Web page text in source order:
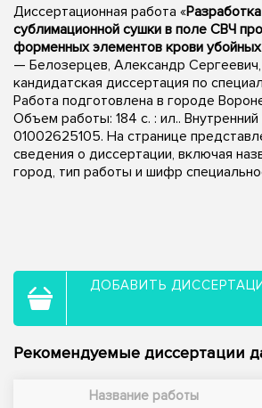
Диссертационная работа «
сублимационной сушки в поле СВЧ
форменных элементов крови
— Белозерцев, Александр Сергеевич,
кандидатская диссертация по
Работа подготовлена в городе
Объем работы: 184 с. : ил.. Внутренний
01002625105. На странице
сведения о диссертации, включая
город, тип работы и шифр
ДОБАВИТЬ
Рекомендуемые диссертации
Название работы